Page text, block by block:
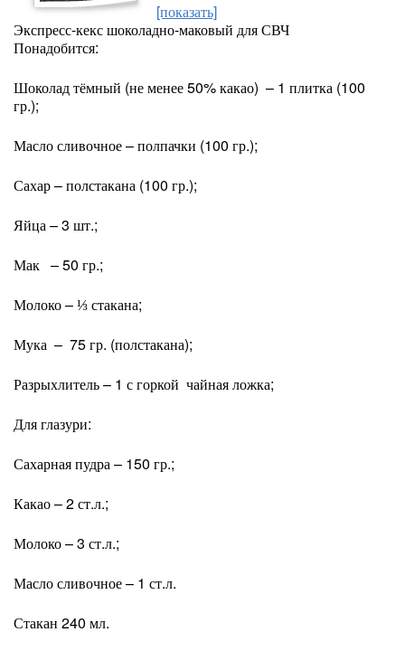
[показать]
Экспресс-кекс шоколадно-маковый для СВЧ
Понадобится:
Шоколад тёмный (не менее 50% какао) – 1 плитка (100
гр.);
Масло сливочное – полпачки (100 гр.);
Сахар – полстакана (100 гр.);
Яйца – 3 шт.;
Мак – 50 гр.;
Молоко – ⅓ стакана;
Мука – 75 гр. (полстакана);
Разрыхлитель – 1 с горкой чайная ложка;
Для глазури:
Сахарная пудра – 150 гр.;
Какао – 2 ст.л.;
Молоко – 3 ст.л.;
Масло сливочное – 1 ст.л.
Стакан 240 мл.